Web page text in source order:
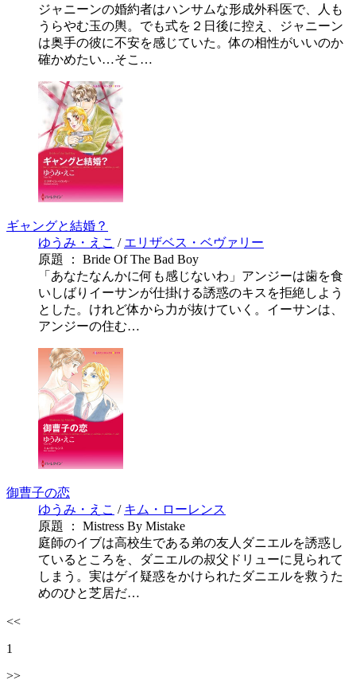
ジャニーンの婚約者はハンサムな形成外科医で、人も
うらやむ玉の輿。でも式を２日後に控え、ジャニーン
は奥手の彼に不安を感じていた。体の相性がいいのか
確かめたい…そこ…
ギャングと結婚？
ゆうみ・えこ / エリザベス・ベヴァリー
原題 ： Bride Of The Bad Boy
「あなたなんかに何も感じないわ」アンジーは歯を食
いしばりイーサンが仕掛ける誘惑のキスを拒絶しよう
とした。けれど体から力が抜けていく。イーサンは、
アンジーの住む…
御曹子の恋
ゆうみ・えこ / キム・ローレンス
原題 ： Mistress By Mistake
庭師のイブは高校生である弟の友人ダニエルを誘惑し
ているところを、ダニエルの叔父ドリューに見られて
しまう。実はゲイ疑惑をかけられたダニエルを救うた
めのひと芝居だ…
<<
1
>>